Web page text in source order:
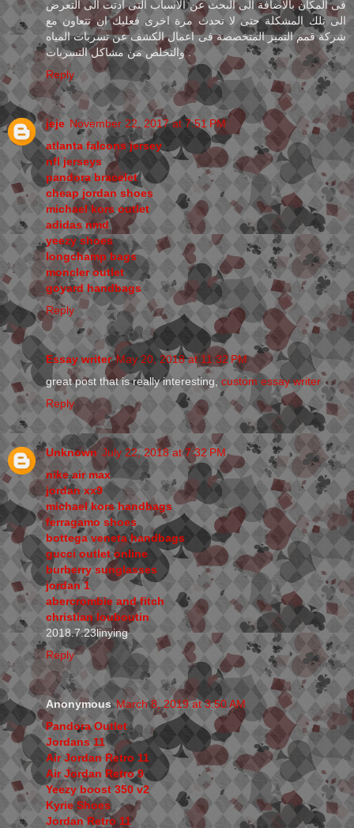
فى المكان بالاضافة الى البحث عن الاسباب التى ادتت الى التعرض
الى تلك المشكلة حتى لا تحدث مرة اخرى فعليك ان تتعاون مع
شركة قمم التميز المتخصصة فى اعمال الكشف عن تسربات المياه
والتخلص من مشاكل التسربات .
Reply
jeje November 22, 2017 at 7:51 PM
atlanta falcons jersey
nfl jerseys
pandora bracelet
cheap jordan shoes
michael kors outlet
adidas nmd
yeezy shoes
longchamp bags
moncler outlet
goyard handbags
Reply
Essay writer May 20, 2018 at 11:32 PM
great post that is really interesting, custom essay writer
Reply
Unknown July 22, 2018 at 7:32 PM
nike air max
jordan xx9
michael kors handbags
ferragamo shoes
bottega veneta handbags
gucci outlet online
burberry sunglasses
jordan 1
abercrombie and fitch
christian louboutin
2018.7.23linying
Reply
Anonymous March 8, 2019 at 3:50 AM
Pandora Outlet
Jordans 11
Air Jordan Retro 11
Air Jordan Retro 9
Yeezy boost 350 v2
Kyrie Shoes
Jordan Retro 11